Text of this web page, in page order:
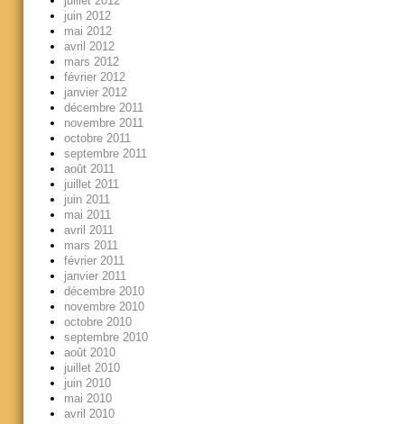
juin 2012
mai 2012
avril 2012
mars 2012
février 2012
janvier 2012
décembre 2011
novembre 2011
octobre 2011
septembre 2011
août 2011
juillet 2011
juin 2011
mai 2011
avril 2011
mars 2011
février 2011
janvier 2011
décembre 2010
novembre 2010
octobre 2010
septembre 2010
août 2010
juillet 2010
juin 2010
mai 2010
avril 2010